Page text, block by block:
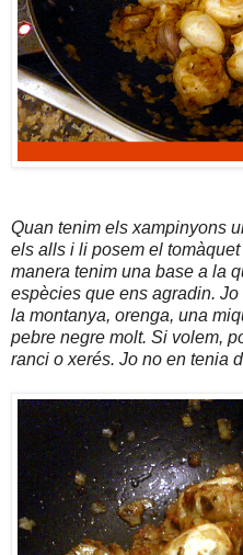
Quan tenim els xampinyons
els alls i li posem el
manera tenim una base a la
espècies que ens agradin.
la montanya, orenga, una
pebre negre molt. Si volem,
ranci o xerés. Jo no en tenia